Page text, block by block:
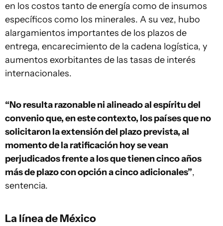
en los costos tanto de energía como de insumos
específicos como los minerales. A su vez, hubo
alargamientos importantes de los plazos de
entrega, encarecimiento de la cadena logística, y
aumentos exorbitantes de las tasas de interés
internacionales.
“No resulta razonable ni alineado al espíritu del
convenio que, en este contexto, los países que no
solicitaron la extensión del plazo prevista, al
momento de la ratificación hoy se vean
perjudicados frente a los que tienen cinco años
más de plazo con opción a cinco adicionales”,
sentencia.
La línea de México